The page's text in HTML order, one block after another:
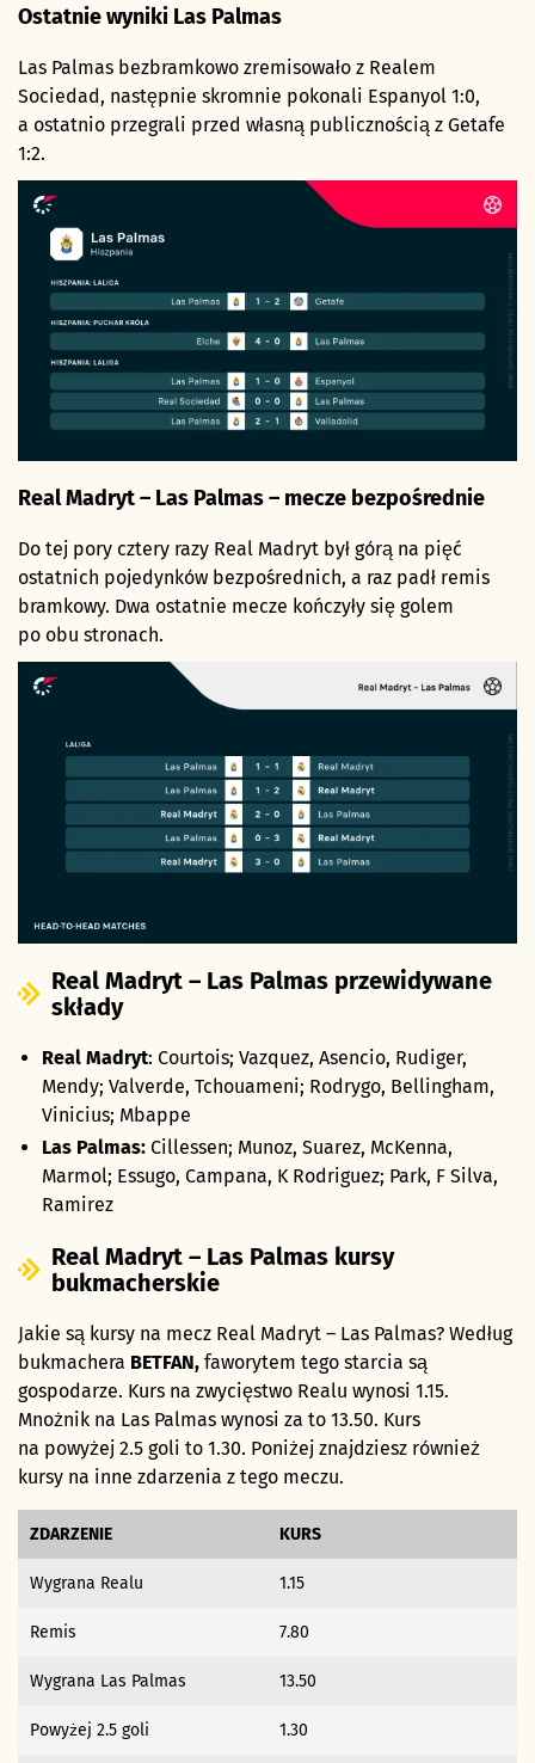
Ostatnie wyniki Las Palmas
Las Palmas bezbramkowo zremisowało z Realem
Sociedad, następnie skromnie pokonali Espanyol 1:0,
a ostatnio przegrali przed własną publicznością z Getafe
1:2.
Real Madryt – Las Palmas – mecze bezpośrednie
Do tej pory cztery razy Real Madryt był górą na pięć
ostatnich pojedynków bezpośrednich, a raz padł remis
bramkowy. Dwa ostatnie mecze kończyły się golem
po obu stronach.
Real Madryt – Las Palmas przewidywane
składy
Real Madryt: Courtois; Vazquez, Asencio, Rudiger,
Mendy; Valverde, Tchouameni; Rodrygo, Bellingham,
Vinicius; Mbappe
Las Palmas: Cillessen; Munoz, Suarez, McKenna,
Marmol; Essugo, Campana, K Rodriguez; Park, F Silva,
Ramirez
Real Madryt – Las Palmas kursy
bukmacherskie
Jakie są kursy na mecz Real Madryt – Las Palmas? Według
bukmachera BETFAN, faworytem tego starcia są
gospodarze. Kurs na zwycięstwo Realu wynosi 1.15.
Mnożnik na Las Palmas wynosi za to 13.50. Kurs
na powyżej 2.5 goli to 1.30. Poniżej znajdziesz również
kursy na inne zdarzenia z tego meczu.
ZDARZENIE KURS
Wygrana Realu 1.15
Remis 7.80
Wygrana Las Palmas 13.50
Powyżej 2.5 goli 1.30